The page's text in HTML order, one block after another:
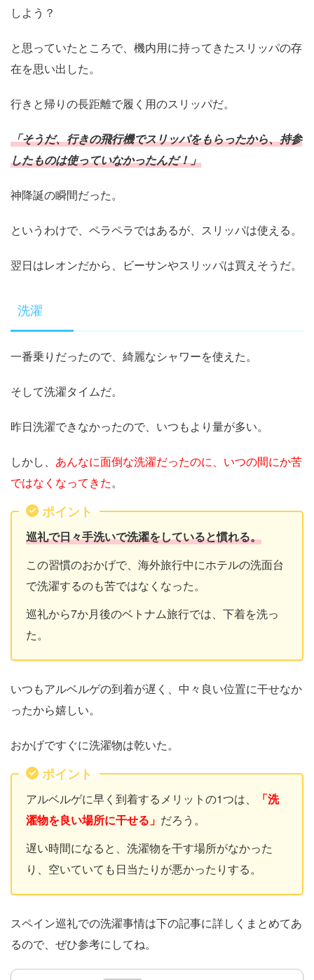
しよう？
と思っていたところで、機内用に持ってきたスリッパの存
在を思い出した。
行きと帰りの長距離で履く用のスリッパだ。
「そうだ、行きの飛行機でスリッパをもらったから、持参
したものは使っていなかったんだ！」
神降誕の瞬間だった。
というわけで、ペラペラではあるが、スリッパは使える。
翌日はレオンだから、ビーサンやスリッパは買えそうだ。
洗濯
一番乗りだったので、綺麗なシャワーを使えた。
そして洗濯タイムだ。
昨日洗濯できなかったので、いつもより量が多い。
しかし、 あんなに面倒な洗濯だったのに、いつの間にか苦
ではなくなってきた。
ポイント
巡礼で日々手洗いで洗濯をしていると慣れる。
この習慣のおかげで、海外旅行中にホテルの洗面台
で洗濯するのも苦ではなくなった。
巡礼から7か月後のベトナム旅行では、下着を洗っ
た。
いつもアルベルゲの到着が遅く、中々良い位置に干せなか
ったから嬉しい。
おかげですぐに洗濯物は乾いた。
ポイント
アルベルゲに早く到着するメリットの1つは、
「洗
濯物を良い場所に干せる」 だろう。
遅い時間になると、洗濯物を干す場所がなかった
り、空いていても日当たりが悪かったりする。
スペイン巡礼での洗濯事情は下の記事に詳しくまとめてあ
るので、ぜひ参考にしてね。